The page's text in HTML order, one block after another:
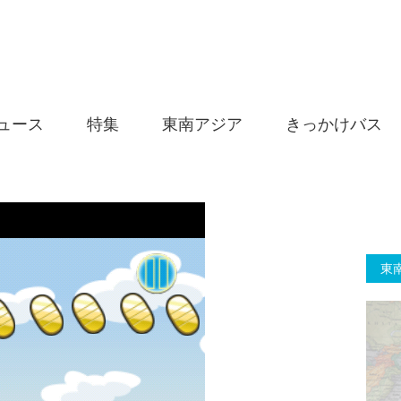
ース 特集 東南アジア きっかけバス
東